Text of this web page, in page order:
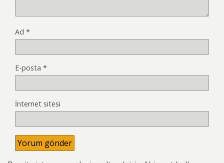
Ad *
E-posta *
İnternet sitesi